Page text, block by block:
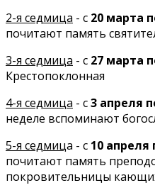
2-я седмица - с 20 марта
почитают память
3-я седмица - с 27 марта
Крестопоклонная
4-я седмица - с3 апреля
неделе вспоминают
5-я седмица - с 10 апреля
почитают память
покровительницы